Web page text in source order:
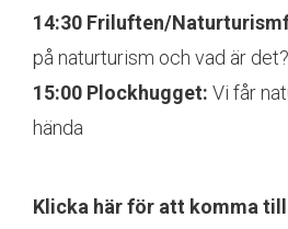
14:30 Friluften/
på naturturism och vad är det?
15:00 Plockhugget: Vi får
hända
Klicka här för att komma